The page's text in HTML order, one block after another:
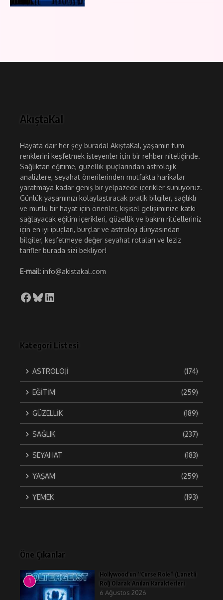
AkıştaKal
Hayata dair her şey burada! AkıştaKal, yaşamın tüm
renklerini keşfetmek isteyenler için bir rehber niteliğinde.
Sağlıktan eğitime, güzellik ipuçlarından astrolojik
analizlere, seyahat önerilerinden mutfakta harikalar
yaratmaya kadar geniş bir yelpazede içerikler sunuyoruz.
Günlük yaşamınızı kolaylaştıracak pratik bilgiler, sağlıklı
ve mutlu bir hayat için öneriler, kişisel gelişiminize katkı
sağlayacak eğitim içerikleri, güzellik ve bakım ritüelleriniz
için en iyi ipuçları, burçlar ve astroloji dünyasından
bilgiler, keşfetmeye değer seyahat rotaları ve leziz
tarifler burada sizi bekliyor!
E-mail: info@akistakal.com
Facebook
Bluesky
LinkedIn
Kategori Listesi
ASTROLOJİ (174)
EĞİTİM (259)
GÜZELLİK (189)
SAĞLIK (237)
SEYAHAT (183)
YAŞAM (259)
YEMEK (193)
Öne Çıkanlar
1
Hollywood’un “Curse Role” (Lanetli
Rol) Olarak Anılan Karakterleri
6 Ağustos 2026